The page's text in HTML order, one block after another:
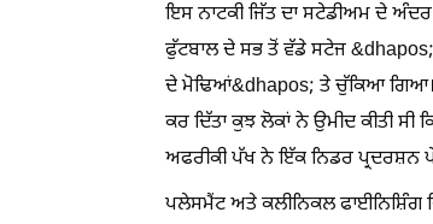
ਇਸ ਨਾਟਕੀ ਜਿੱਤ ਦਾ ਸਟੇਡੀਅਮ ਦੇ
ਫੁੱਟਬਾਲ ਦੇ ਸਭ ਤੋਂ ਵੱਡੇ ਸਟੇਜ
ਦੇ ਮੋਢਿਆਂ&dhapos; ਤੇ ਚੁੱਕਿਆ
ਕਰ ਦਿੱਤਾ ਕੁਝ ਲੋਕਾਂ ਨੇ ਉਮੀਦ ਕੀਤੀ
ਅਫਰੀਕੀ ਪੱਖ ਨੇ ਇੱਕ ਨਿਡਰ ਪ੍ਰਦਰਸ਼ਨ
ਪਲੇਸਮੈਂਟ ਅਤੇ ਕਲੀਨਿਕਲ ਫਾਈਨਿਸ਼ਿੰਗ